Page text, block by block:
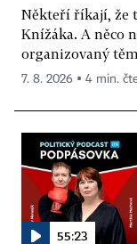
Někteří říkají, že
Knížáka. A něco
organizovaný
7. 8. 2026 ▪ 4 min.
55:23